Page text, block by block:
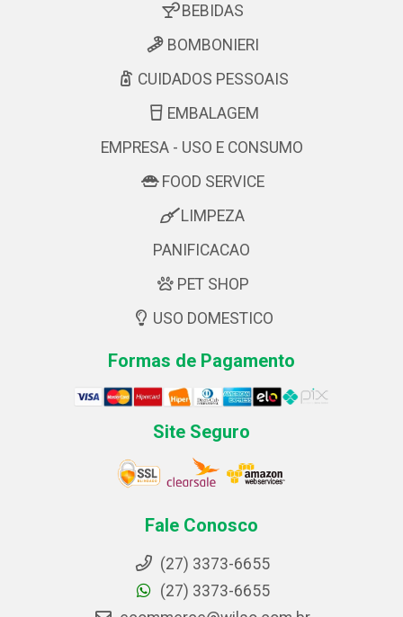
BEBIDAS
BOMBONIERI
CUIDADOS PESSOAIS
EMBALAGEM
EMPRESA - USO E CONSUMO
FOOD SERVICE
LIMPEZA
PANIFICACAO
PET SHOP
USO DOMESTICO
Formas de Pagamento
Site Seguro
Fale Conosco
(27) 3373-6655
(27) 3373-6655